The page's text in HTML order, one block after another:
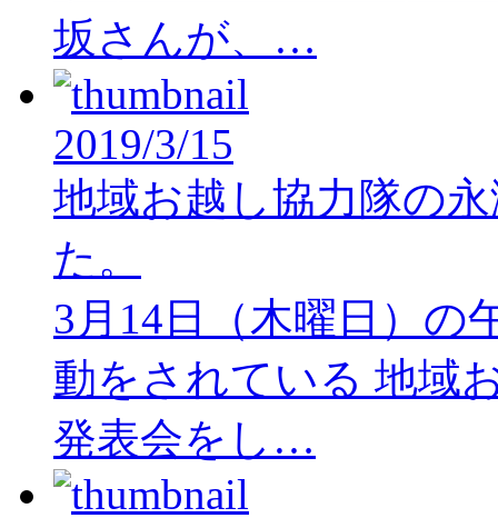
坂さんが、…
2019/3/15
地域お越し協力隊の
た。
3月14日（木曜日）の
動をされている 地域
発表会をし…